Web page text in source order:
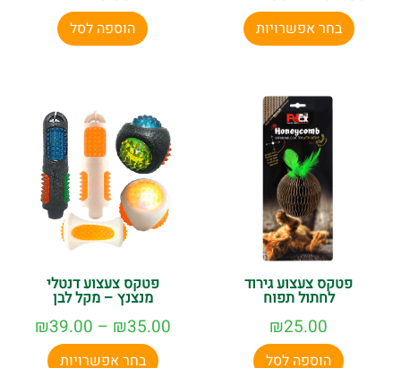
בחר אפשרויות הוספה לסל
פטקס צעצוע גירוד
לחתול תפוח
₪25.00
הוספה לסל
פטקס צעצוע דנטלי
מנצנץ – מקל לבן
₪35.00
–
₪39.00
בחר אפשרויות